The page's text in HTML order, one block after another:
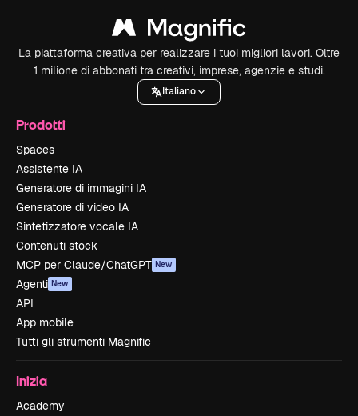
La piattaforma creativa per realizzare i tuoi migliori lavori. Oltre
1 milione di abbonati tra creativi, imprese, agenzie e studi.
Italiano
Prodotti
Spaces
Assistente IA
Generatore di immagini IA
Generatore di video IA
Sintetizzatore vocale IA
Contenuti stock
MCP per Claude/ChatGPT New
Agenti New
API
App mobile
Tutti gli strumenti Magnific
Inizia
Academy